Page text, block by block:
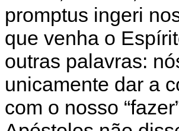
promptus ingeri
que venha o
outras palavras:
unicamente dar a
com o nosso